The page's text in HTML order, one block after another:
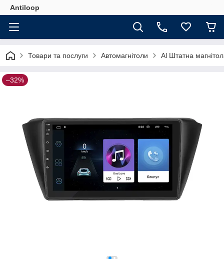
Antiloop
Товари та послуги Автомагнітоли Al Штатна
–32%